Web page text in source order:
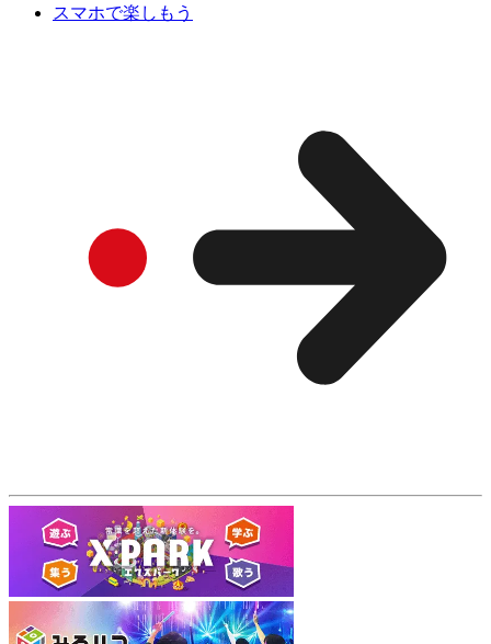
スマホで楽しもう